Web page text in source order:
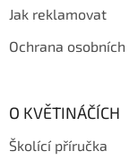
Jak reklamovat
Ochrana osobních
O KVĚTINÁČÍCH
Školící příručka